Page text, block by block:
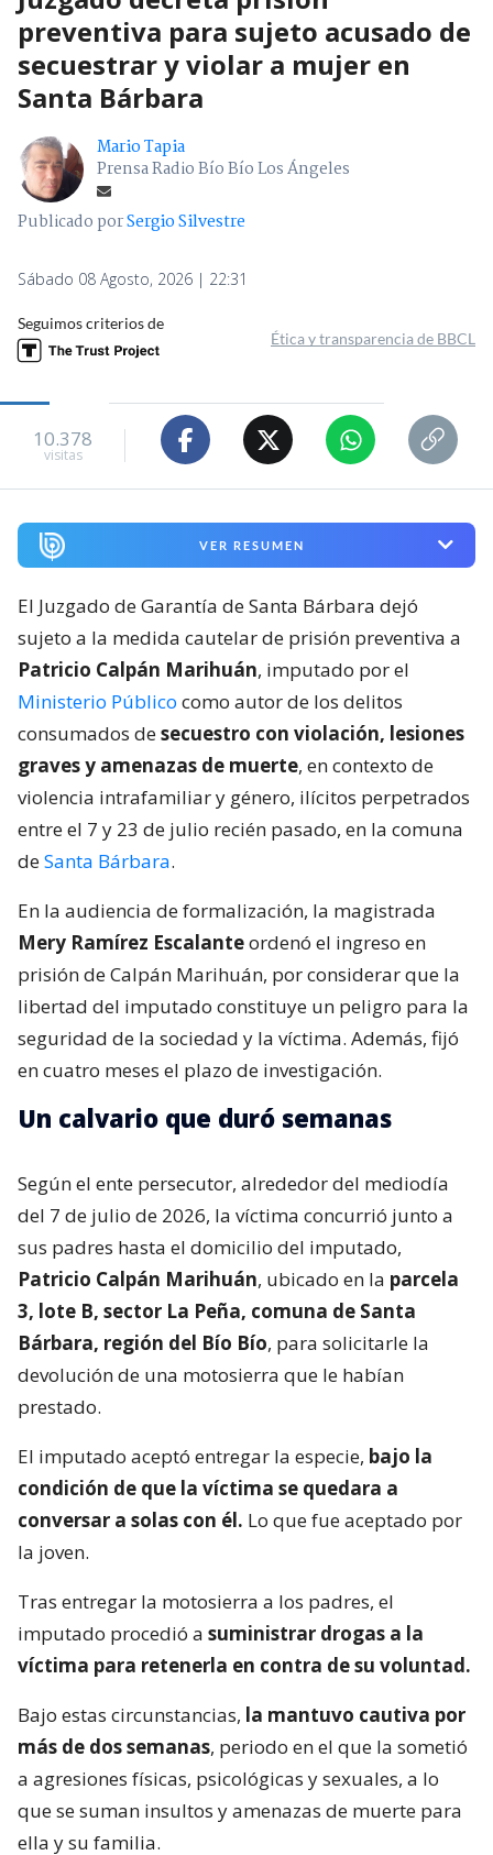
preventiva para sujeto acusado de
secuestrar y violar a mujer en
Santa Bárbara
Mario Tapia
Prensa Radio Bío Bío Los Ángeles
Publicado porSergio Silvestre
Sábado 08 Agosto, 2026 | 22:31
Seguimos criterios de
Ética y transparencia de BBCL
10.378
visitas
VER RESUMEN
El Juzgado de Garantía de Santa Bárbara dejó
sujeto a la medida cautelar de prisión preventiva a
Patricio Calpán Marihuán, imputado por el
Ministerio Público como autor de los delitos
consumados desecuestro con violación, lesiones
graves y amenazas de muerte, en contexto de
violencia intrafamiliar y género, ilícitos perpetrados
entre el 7 y 23 de julio recién pasado, en la comuna
deSanta Bárbara.
En la audiencia de formalización, la magistrada
Mery Ramírez Escalanteordenó el ingreso en
prisión de Calpán Marihuán, por considerar que la
libertad del imputado constituye un peligro para la
seguridad de la sociedad y la víctima. Además, fijó
en cuatro meses el plazo de investigación.
Un calvario que duró semanas
Según el ente persecutor, alrededor del mediodía
del 7 de julio de 2026, la víctima concurrió junto a
sus padres hasta el domicilio del imputado,
Patricio Calpán Marihuán, ubicado en la parcela
3, lote B, sector La Peña, comuna de Santa
Bárbara, región del Bío Bío, para solicitarle la
devolución de una motosierra que le habían
prestado.
El imputado aceptó entregar la especie, bajo la
condición de que la víctima se quedara a
conversar a solas con él. Lo que fue aceptado por
la joven.
Tras entregar la motosierra a los padres, el
imputado procedió a suministrar drogas a la
víctima para retenerla en contra de su voluntad.
Bajo estas circunstancias, la mantuvo cautiva por
más de dos semanas, periodo en el que la sometió
a agresiones físicas, psicológicas y sexuales, a lo
que se suman insultos y amenazas de muerte para
ella y su familia.